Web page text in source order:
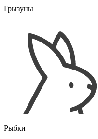
Грызуны
Рыбки